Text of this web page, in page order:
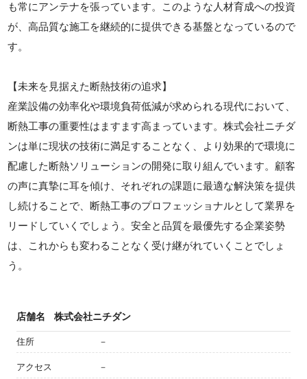
も常にアンテナを張っています。このような人材育成への投資
が、高品質な施工を継続的に提供できる基盤となっているので
す。
【未来を見据えた断熱技術の追求】
産業設備の効率化や環境負荷低減が求められる現代において、
断熱工事の重要性はますます高まっています。株式会社ニチダ
ンは単に現状の技術に満足することなく、より効果的で環境に
配慮した断熱ソリューションの開発に取り組んでいます。顧客
の声に真摯に耳を傾け、それぞれの課題に最適な解決策を提供
し続けることで、断熱工事のプロフェッショナルとして業界を
リードしていくでしょう。安全と品質を最優先する企業姿勢
は、これからも変わることなく受け継がれていくことでしょ
う。
店舗名 株式会社ニチダン
住所 －
アクセス －